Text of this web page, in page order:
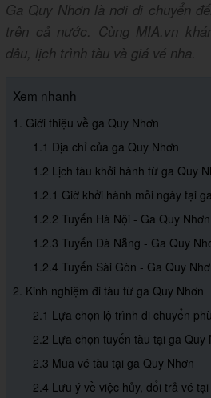
Ga Quy Nhơn là nơi di chuyển
trên cả nước. Cùng MIA.vn
đâu, lịch trình tàu và giá vé nha.
Xem nhanh
1. Giới thiệu về ga Quy Nhơn
1.1 Địa chỉ của ga Quy Nhơn
1.2 Lịch tàu khởi hành từ ga Quy
1.2.1 Giờ khởi hành mỗi ngày tại
1.2.2 Tuyến Hà Nội - Ga Quy
1.2.3 Tuyến Đà Nẵng - Ga Quy
1.2.4 Tuyến Sài Gòn - Ga Quy
2. Kinh nghiệm đi tàu từ ga Quy Nhơn
2.1 Lựa chọn lộ trình di chuyển
2.2 Lựa chọn tuyến tàu tại ga Quy
2.3 Mua vé tàu tại ga Quy Nhơn
2.4 Lưu ý về việc hủy, đổi trả vé